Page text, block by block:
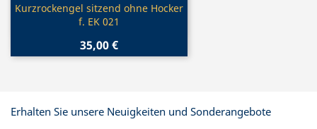
Vorschau
Kurzrockengel sitzend ohne Hocker
f. EK 021
35,00 €
Erhalten Sie unsere Neuigkeiten und Sonderangebote